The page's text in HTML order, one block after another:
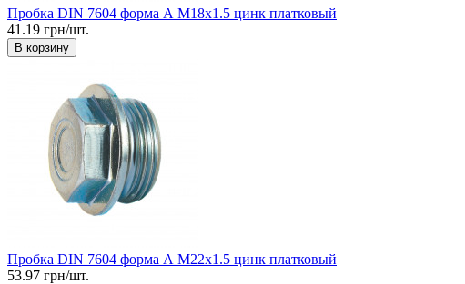
Пробка DIN 7604 форма А М18x1.5 цинк платковый
41.19 грн/шт.
В корзину
Пробка DIN 7604 форма А М22x1.5 цинк платковый
53.97 грн/шт.